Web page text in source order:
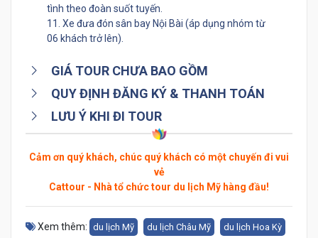
tình theo đoàn suốt tuyến.
11. Xe đưa đón sân bay Nội Bài (áp dụng nhóm từ
06 khách trở lên).
GIÁ TOUR CHƯA BAO GỒM
QUY ĐỊNH ĐĂNG KÝ & THANH TOÁN
LƯU Ý KHI ĐI TOUR
Cảm ơn quý khách, chúc quý khách có một chuyến đi vui
vẻ
Cattour - Nhà tổ chức tour du lịch Mỹ hàng đầu!
Xem thêm: du lịch Mỹ du lịch Châu Mỹ
du lịch Hoa Kỳ